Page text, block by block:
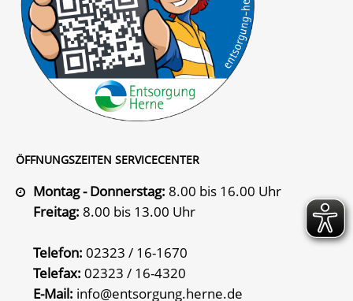
ÖFFNUNGSZEITEN SERVICECENTER
Montag - Donnerstag: 8.00 bis 16.00 Uhr
Freitag: 8.00 bis 13.00 Uhr
Telefon: 02323 / 16-1670
Telefax: 02323 / 16-4320
E-Mail: info@entsorgung.herne.de